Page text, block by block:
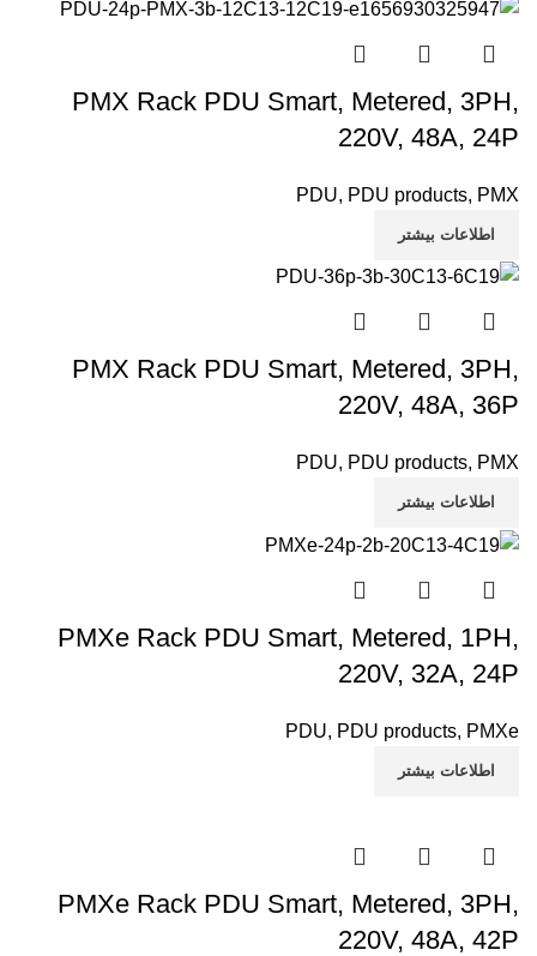
PMX Rack PDU Smart, Metered, 3PH,
220V, 48A, 24P
PDU, PDU products, PMX
اطلاعات بیشتر
PMX Rack PDU Smart, Metered, 3PH,
220V, 48A, 36P
PDU, PDU products, PMX
اطلاعات بیشتر
PMXe Rack PDU Smart, Metered, 1PH,
220V, 32A, 24P
PDU, PDU products, PMXe
اطلاعات بیشتر
PMXe Rack PDU Smart, Metered, 3PH,
220V, 48A, 42P